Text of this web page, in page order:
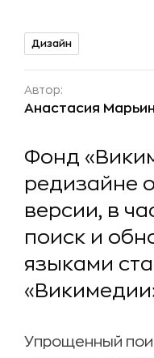
Дизайн
Автор:
Анастасия
Фонд
редизайне
версии, в
поиск и
языками
Упрощенный